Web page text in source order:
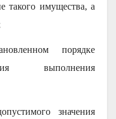
такого имущества, а
порядке
выполнения
значения